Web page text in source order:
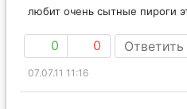
любит очень сытные пироги
0 0 Ответить
07.07.11 11:16